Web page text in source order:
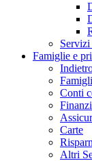
Famiglie e
Conti
Carte
Altri